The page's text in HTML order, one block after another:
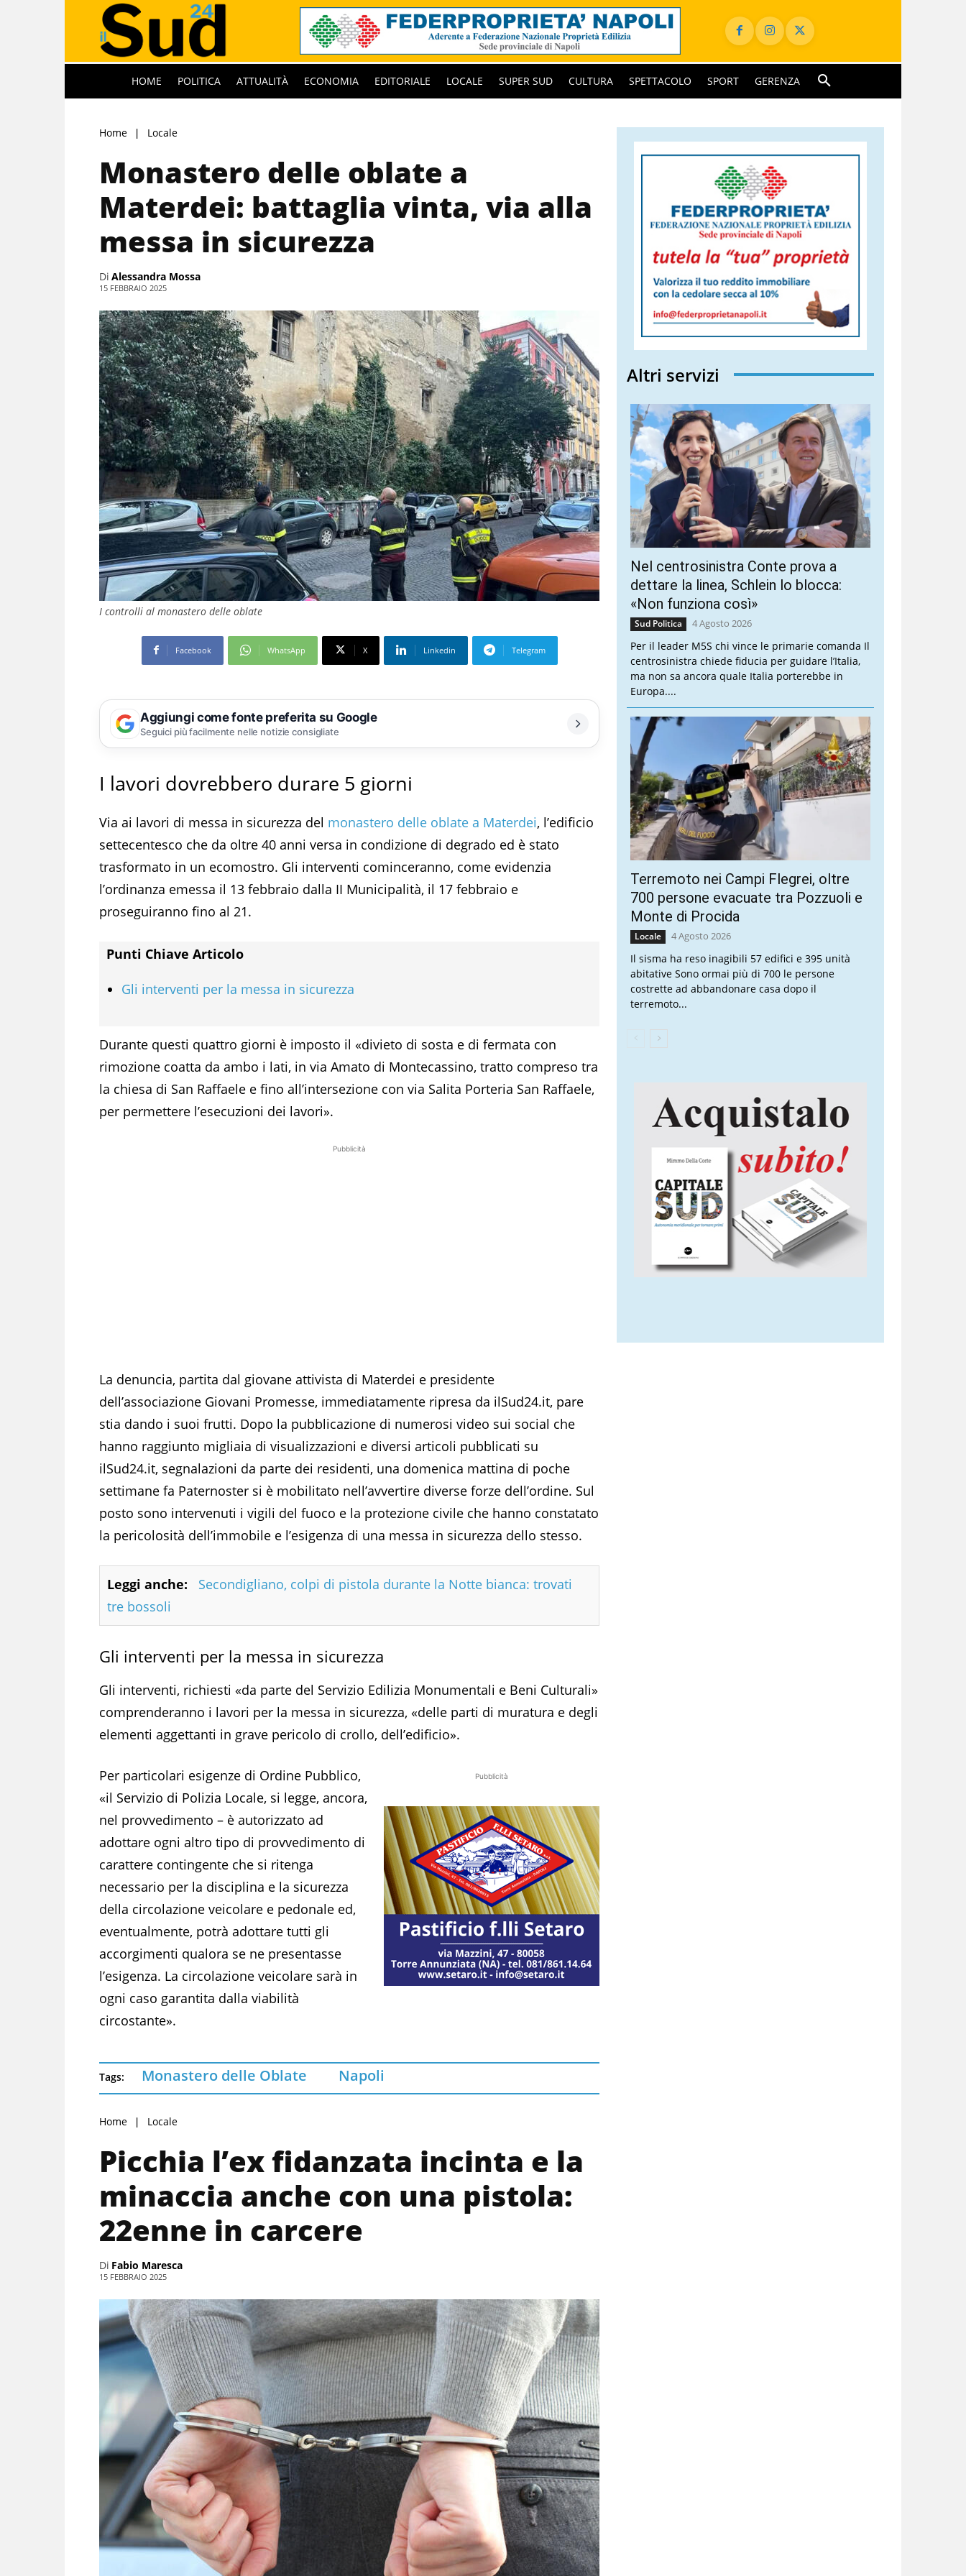
HOME POLITICA ATTUALITÀ ECONOMIA EDITORIALE LOCALE SUPER SUD CULTURA SPETTACOLO SPORT GERENZA
Home Locale
Monastero delle oblate a
Materdei: battaglia vinta, via alla
messa in sicurezza
Di Alessandra Mossa
15 FEBBRAIO 2025
I controlli al monastero delle oblate
Facebook WhatsApp X Linkedin Telegram
Aggiungi come fonte preferita su Google
Seguici più facilmente nelle notizie consigliate
I lavori dovrebbero durare 5 giorni
Via ai lavori di messa in sicurezza del monastero delle oblate a Materdei, l’edificio
settecentesco che da oltre 40 anni versa in condizione di degrado ed è stato
trasformato in un ecomostro. Gli interventi cominceranno, come evidenzia
l’ordinanza emessa il 13 febbraio dalla II Municipalità, il 17 febbraio e
proseguiranno fino al 21.
Punti Chiave Articolo
Gli interventi per la messa in sicurezza
Durante questi quattro giorni è imposto il «divieto di sosta e di fermata con
rimozione coatta da ambo i lati, in via Amato di Montecassino, tratto compreso tra
la chiesa di San Raffaele e fino all’intersezione con via Salita Porteria San Raffaele,
per permettere l’esecuzioni dei lavori».
Pubblicità
La denuncia, partita dal giovane attivista di Materdei e presidente
dell’associazione Giovani Promesse, immediatamente ripresa da ilSud24.it, pare
stia dando i suoi frutti. Dopo la pubblicazione di numerosi video sui social che
hanno raggiunto migliaia di visualizzazioni e diversi articoli pubblicati su
ilSud24.it, segnalazioni da parte dei residenti, una domenica mattina di poche
settimane fa Paternoster si è mobilitato nell’avvertire diverse forze dell’ordine. Sul
posto sono intervenuti i vigili del fuoco e la protezione civile che hanno constatato
la pericolosità dell’immobile e l’esigenza di una messa in sicurezza dello stesso.
Leggi anche:
Secondigliano, colpi di pistola durante la Notte bianca: trovati
tre bossoli
Gli interventi per la messa in sicurezza
Gli interventi, richiesti «da parte del Servizio Edilizia Monumentali e Beni Culturali»
comprenderanno i lavori per la messa in sicurezza, «delle parti di muratura e degli
elementi aggettanti in grave pericolo di crollo, dell’edificio».
Pubblicità
Per particolari esigenze di Ordine Pubblico,
«il Servizio di Polizia Locale, si legge, ancora,
nel provvedimento – è autorizzato ad
adottare ogni altro tipo di provvedimento di
carattere contingente che si ritenga
necessario per la disciplina e la sicurezza
della circolazione veicolare e pedonale ed,
eventualmente, potrà adottare tutti gli
accorgimenti qualora se ne presentasse
l’esigenza. La circolazione veicolare sarà in
ogni caso garantita dalla viabilità
circostante».
Tags: Monastero delle Oblate Napoli
Home Locale
Picchia l’ex fidanzata incinta e la
minaccia anche con una pistola:
22enne in carcere
Di Fabio Maresca
15 FEBBRAIO 2025
Altri servizi
Nel centrosinistra Conte prova a
dettare la linea, Schlein lo blocca:
«Non funziona così»
Sud Politica 4 Agosto 2026
Per il leader M5S chi vince le primarie comanda Il
centrosinistra chiede fiducia per guidare l’Italia,
ma non sa ancora quale Italia porterebbe in
Europa....
Terremoto nei Campi Flegrei, oltre
700 persone evacuate tra Pozzuoli e
Monte di Procida
Locale 4 Agosto 2026
Il sisma ha reso inagibili 57 edifici e 395 unità
abitative Sono ormai più di 700 le persone
costrette ad abbandonare casa dopo il
terremoto...